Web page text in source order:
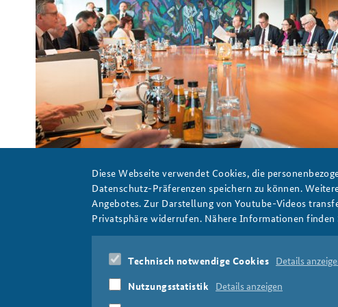
Foto: Bundesregierung/Guido Bergmann
soko16_slider.jpg
Diese Webseite verwendet Cookies, die
Datenschutz-Präferenzen speichern zu können.
Angebotes. Zur Darstellung von Youtube-Videos
Privatsphäre widerrufen. Nähere Informationen finden
Technisch notwendige Cookies Details
Nutzungsstatistik Details anzeigen